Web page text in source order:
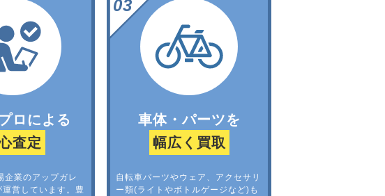
ロによる
査定
企業のアップガレ
営しています。豊
車体・パーツを
幅広く買取
自転車パーツやウェア、アクセサリ
ー類(ライトやボトルゲージなど)も